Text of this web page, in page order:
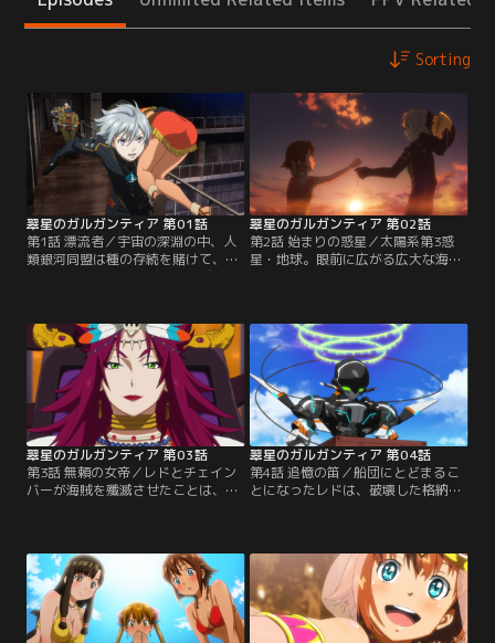
Sorting
翠星のガルガンティア 第01話
第1話 漂流者／宇宙の深淵の中、人
類銀河同盟は種の存続を賭けて、異
形の宇宙生命体群ヒディアーズと終
インバーで撤退中、ワープ事故に巻
き込まれる。レドが気付いた時、チ
ェインバーは見知らぬ格納庫に横た
わっていた。周囲を取囲む、未知の
原語を話す、未知の人々。
翠星のガルガンティア 第02話
第2話 始まりの惑星／太陽系第3惑
星・地球。眼前に広がる広大な海。
レドは自分が漂着した惑星が、既に
てガルガンティア船団の人々に話し
かけるレド。一方、船団側も団長補
佐のリジットが対話を試みる。だ
が、お互いの会話はすれ違い、緊張
感が高まっていく。膠着状態がしば
らく続いた後…。
翠星のガルガンティア 第03話
第3話 無頼の女帝／レドとチェイン
バーが海賊を殲滅させたことは、ガ
アロックらは海賊の動向を探ること
を最優先に決める。レドとチェイン
バーを戦いに巻き込んだことを謝り
に来るエイミー。また、ベローズ
は、海賊の生き方と、船団の生き方
翠星のガルガンティア 第04話
第4話 追憶の笛／船団にとどまるこ
とになったレドは、破壊した格納庫
に慣れないレドは失敗ばかり。レド
の様子を見に来たエイミーは、手持
ちぶさたなレドを会話に誘う。レド
は、エイミーと会話するうちに、家
族や社会に関して自分の常識が彼女